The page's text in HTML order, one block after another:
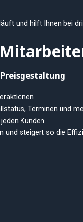
und hilft Ihnen bei
Terminen und
Kunden
und steigert so die